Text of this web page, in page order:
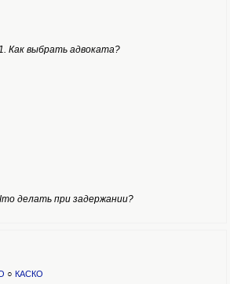
Как выбрать адвоката?
делать при задержании?
○ КАСКО